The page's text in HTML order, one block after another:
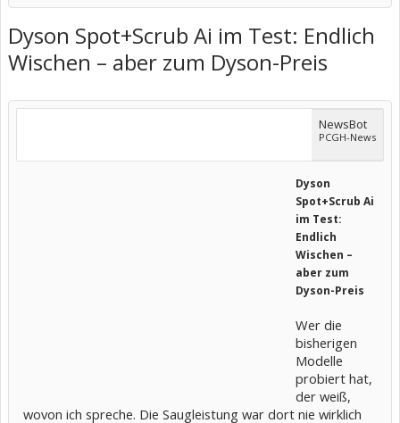
Dyson Spot+Scrub Ai im Test: Endlich
Wischen – aber zum Dyson-Preis
NewsBot
PCGH-News
Dyson
Spot+Scrub Ai
im Test:
Endlich
Wischen –
aber zum
Dyson-Preis
Wer die
bisherigen
Modelle
probiert hat,
der weiß,
wovon ich spreche. Die Saugleistung war dort nie wirklich